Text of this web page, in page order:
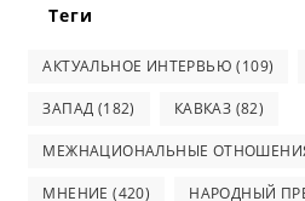
Теги
АКТУАЛЬНОЕ ИНТЕРВЬЮ (109)
ЗАПАД (182) КАВКАЗ (82)
МЕЖНАЦИОНАЛЬНЫЕ
МНЕНИЕ (420) НАРОДНЫЙ